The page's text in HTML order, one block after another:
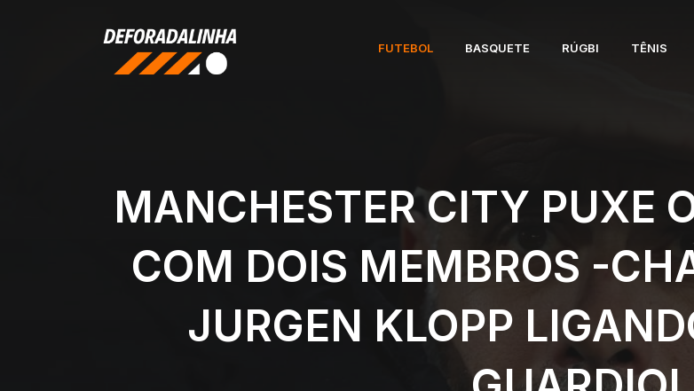
FUTEBOL BASQUETE RÚGBI TÊNIS
MANCHESTER CITY PUXE
COM DOIS MEMBROS -
JURGEN KLOPP